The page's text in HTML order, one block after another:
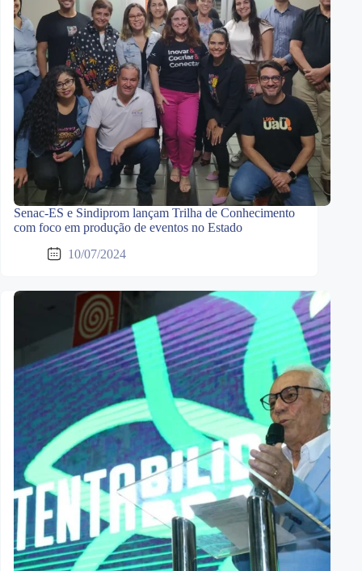
Senac-ES e Sindiprom lançam Trilha de Conhecimento
com foco em produção de eventos no Estado
10/07/2024